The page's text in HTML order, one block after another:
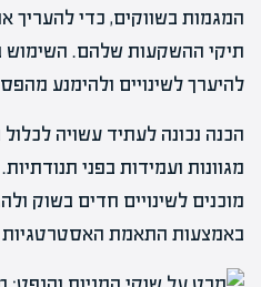
המגמות בשווקים, כדי
תיקי ההשקעות שלהם. השימוש
להיערך לשינויים ולהימנע
הכנה נכונה לעתיד עשויה
מגוונות ועמידות בפני
מוכנים לשינויים חדים בשוק
באמצעות התאמת